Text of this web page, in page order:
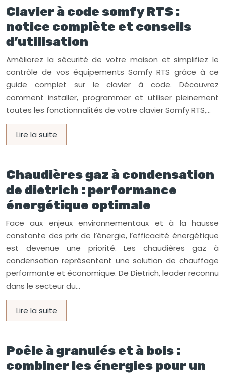
Clavier à code somfy RTS :
notice complète et conseils
d’utilisation
Améliorez la sécurité de votre maison et simplifiez le
contrôle de vos équipements Somfy RTS grâce à ce
guide complet sur le clavier à code. Découvrez
comment installer, programmer et utiliser pleinement
toutes les fonctionnalités de votre clavier Somfy RTS,…
Lire la suite
Chaudières gaz à condensation
de dietrich : performance
énergétique optimale
Face aux enjeux environnementaux et à la hausse
constante des prix de l’énergie, l’efficacité énergétique
est devenue une priorité. Les chaudières gaz à
condensation représentent une solution de chauffage
performante et économique. De Dietrich, leader reconnu
dans le secteur du…
Lire la suite
Poêle à granulés et à bois :
combiner les énergies pour un